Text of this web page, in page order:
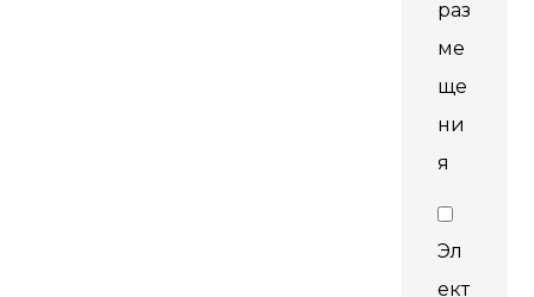
раз
ме
ще
ни
я
Эл
ект